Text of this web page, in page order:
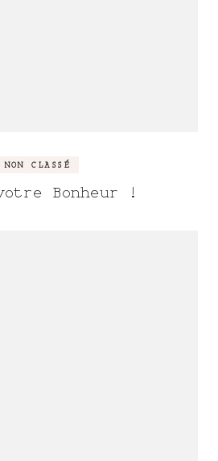
NON CLASSÉ
Bonheur !